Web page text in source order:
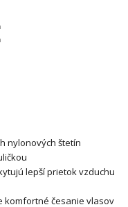
nylonových štetín
lepší prietok vzduchu
komfortné česanie vlasov